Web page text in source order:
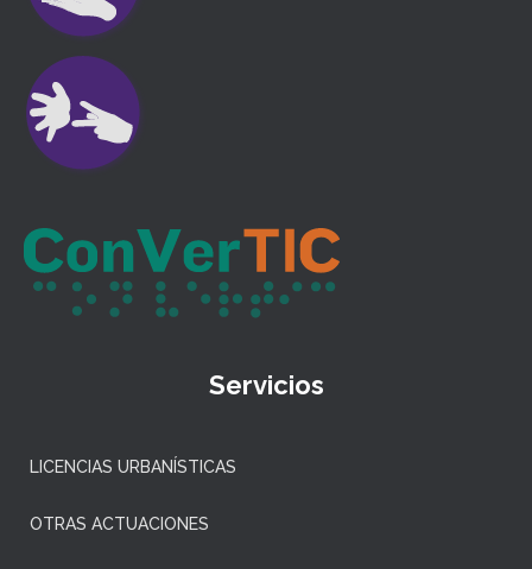
Servicios
LICENCIAS URBANÍSTICAS
OTRAS ACTUACIONES